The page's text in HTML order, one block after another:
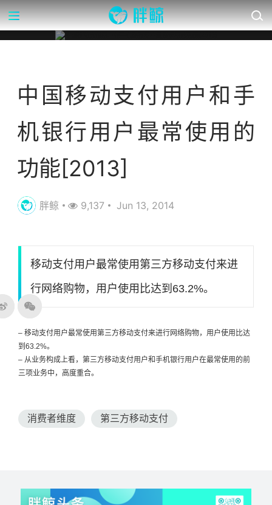
中国移动支付用户和手
机银行用户最常使用的
功能[2013]
胖鲸 9,137 Jun 13, 2014
移动支付用户最常使用第三方移动支付来进
行网络购物，用户使用比达到63.2%。
– 移动支付用户最常使用第三方移动支付来进行网络购物，用户使用比达
到63.2%。
– 从业务构成上看，第三方移动支付用户和手机银行用户在最常使用的前
三项业务中，高度重合。
消费者维度 第三方移动支付